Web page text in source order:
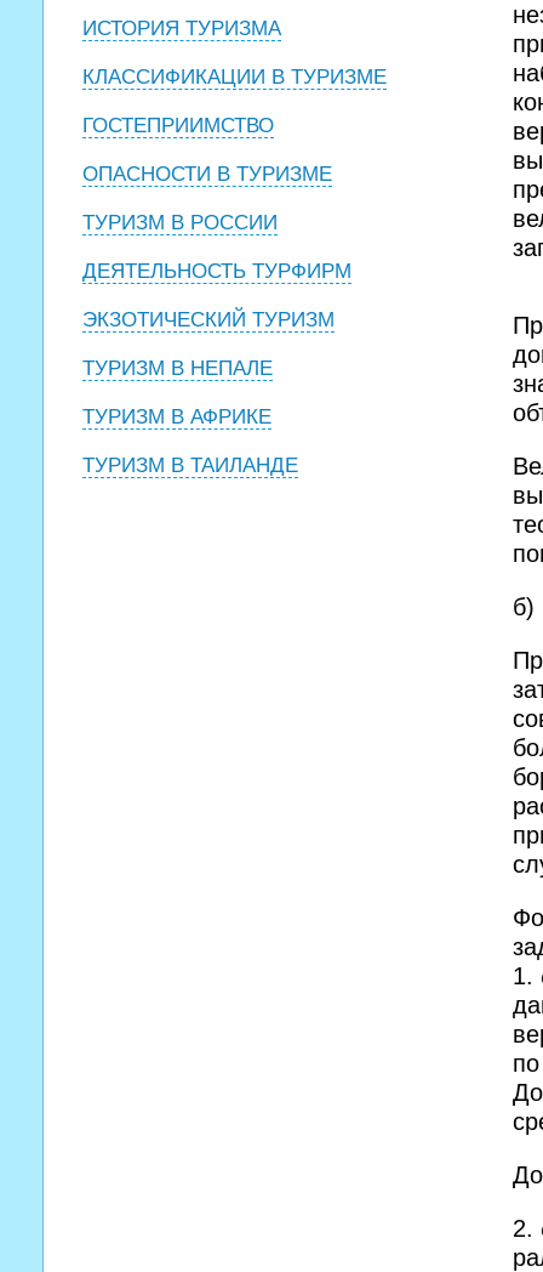
ИСТОРИЯ ТУРИЗМА
КЛАССИФИКАЦИИ В ТУРИЗМЕ
ГОСТЕПРИИМСТВО
ОПАСНОСТИ В ТУРИЗМЕ
ТУРИЗМ В РОССИИ
ДЕЯТЕЛЬНОСТЬ ТУРФИРМ
ЭКЗОТИЧЕСКИЙ ТУРИЗМ
ТУРИЗМ В НЕПАЛЕ
ТУРИЗМ В АФРИКЕ
ТУРИЗМ В ТАИЛАНДЕ
б)
1.
2.